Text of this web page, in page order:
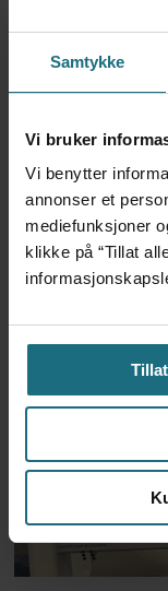
Samtykke
Vi bruker
Vi benytter
annonser et
mediefunksjoner
klikke på “Tillat
ANNONSE KUN FOR